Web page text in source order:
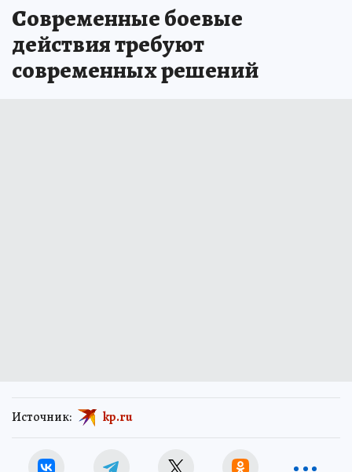
Современные боевые
действия требуют
современных решений
Источник: kp.ru